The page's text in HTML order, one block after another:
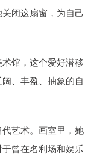
闭这扇窗，为自己
馆，这个爱好潜移
、丰盈、抽象的自
艺术。画室里，她
曾在名利场和娱乐